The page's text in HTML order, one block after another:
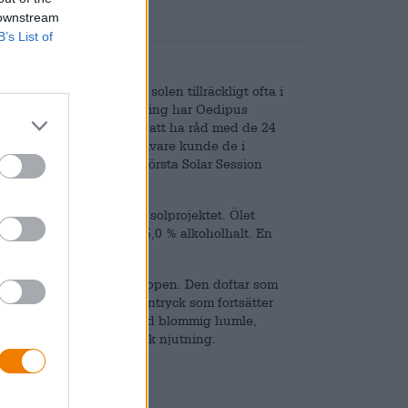
List of
tropiskt paradis, skiner solen tillräckligt ofta i
Av denna anledning har Oedipus
i solceller. För att ha råd med de 24
hjälp av generösa givare kunde de i
och brygga världens första Solar Session
hedra anhängarna av solprojektet. Ölet
och Mosaic samt 5,0 % alkoholhalt. En
kraftigt grumlade kroppen. Den doftar som
- ett utmärkt första intryck som fortsätter
kombineras med blommig humle,
en sann kulinarisk njutning.